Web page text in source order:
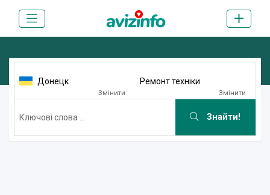
Донецк
Змінити
Ремонт техніки
Змінити
Знайти!